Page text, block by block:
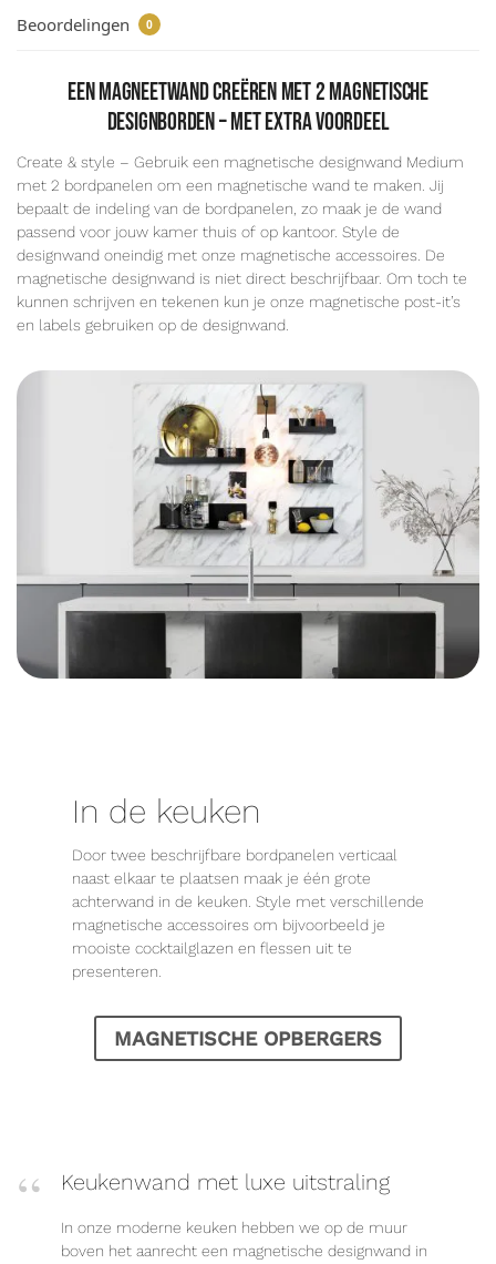
Beoordelingen 0
een magneetwand creëren met 2 magnetische
designborden – met extra voordeel
Create & style – Gebruik een magnetische designwand Medium
met 2 bordpanelen om een magnetische wand te maken. Jij
bepaalt de indeling van de bordpanelen, zo maak je de wand
passend voor jouw kamer thuis of op kantoor. Style de
designwand oneindig met onze magnetische accessoires. De
magnetische designwand is niet direct beschrijfbaar. Om toch te
kunnen schrijven en tekenen kun je onze magnetische post-it’s
en labels gebruiken op de designwand.
In de keuken
Door twee beschrijfbare bordpanelen verticaal
naast elkaar te plaatsen maak je één grote
achterwand in de keuken. Style met verschillende
magnetische accessoires om bijvoorbeeld je
mooiste cocktailglazen en flessen uit te
presenteren.
MAGNETISCHE OPBERGERS
Keukenwand met luxe uitstraling
In onze moderne keuken hebben we op de muur
boven het aanrecht een magnetische designwand in